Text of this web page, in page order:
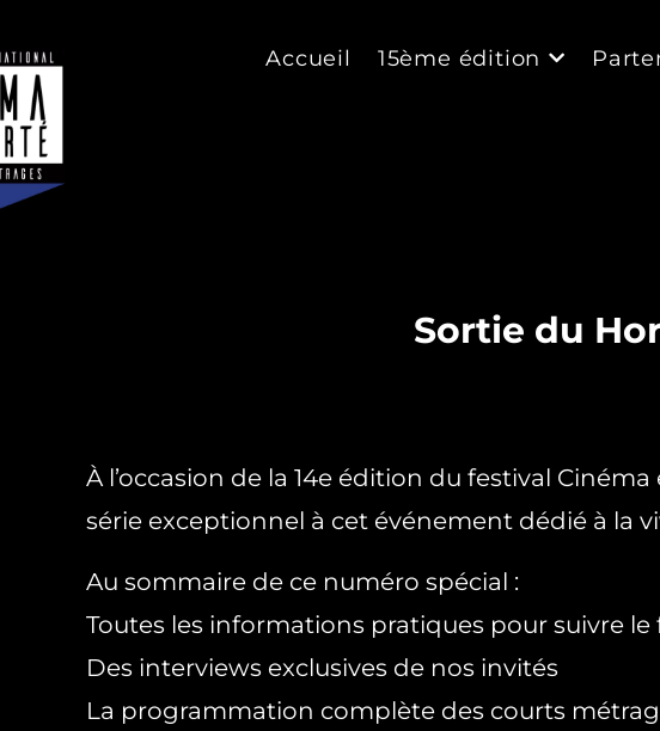
Accueil 15ème édition
Sortie du
À l’occasion de la 14e édition du festival
série exceptionnel à cet événement dédié à la
Au sommaire de ce numéro spécial :
Toutes les informations pratiques pour suivre le
Des interviews exclusives de nos invités
La programmation complète des courts